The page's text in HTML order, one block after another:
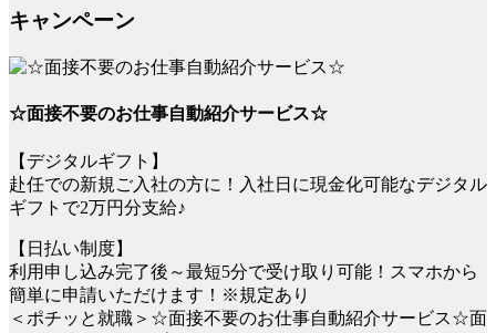
キャンペーン
☆面接不要のお仕事自動紹介サービス☆
【デジタルギフト】
赴任での新規ご入社の方に！入社日に現金化可能なデジタル
ギフトで2万円分支給♪
【日払い制度】
利用申し込み完了後～最短5分で受け取り可能！スマホから
簡単に申請いただけます！※規定あり
＜ポチッと就職＞☆面接不要のお仕事自動紹介サービス☆面